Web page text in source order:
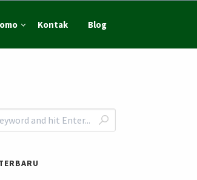
Kontak Blog